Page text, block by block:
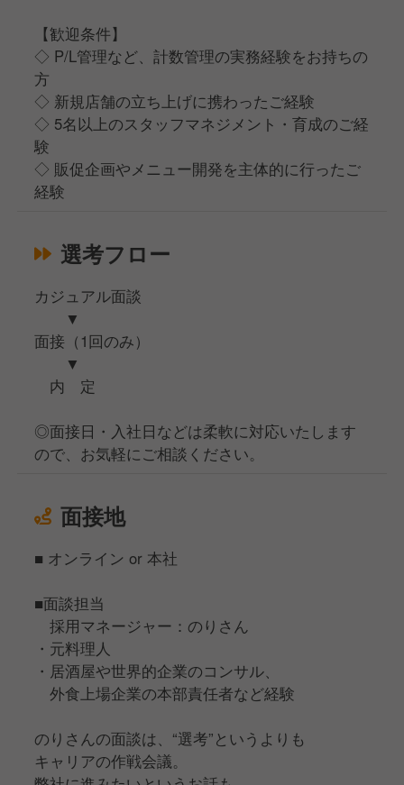
【歓迎条件】
◇ P/L管理など、計数管理の実務経験をお持ちの
方
◇ 新規店舗の立ち上げに携わったご経験
◇ 5名以上のスタッフマネジメント・育成のご経
験
◇ 販促企画やメニュー開発を主体的に行ったご
経験
選考フロー
カジュアル面談
▼
面接（1回のみ）
▼
内 定
◎面接日・入社日などは柔軟に対応いたします
ので、お気軽にご相談ください。
面接地
■ オンライン or 本社
■面談担当
採用マネージャー：のりさん
・元料理人
・居酒屋や世界的企業のコンサル、
外食上場企業の本部責任者など経験
のりさんの面談は、“選考”というよりも
キャリアの作戦会議。